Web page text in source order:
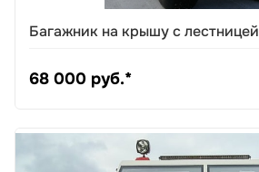
Багажник на крышу с лестницей
68 000 руб.*